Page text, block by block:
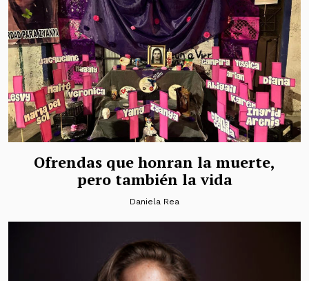
Ofrendas que honran la muerte,
pero también la vida
Daniela Rea